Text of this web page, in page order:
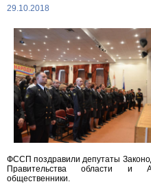
29.10.2018
ФССП поздравили депутаты
Правительства области и
общественники.